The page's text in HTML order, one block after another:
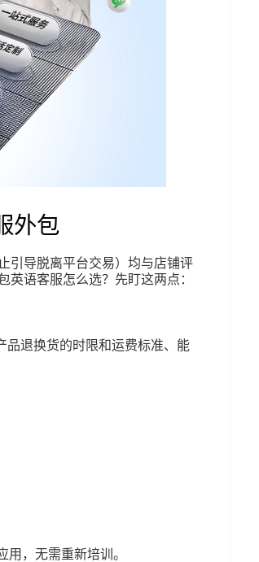
外包
引导脱离平台交易）均与店铺评
语客服怎么选？先盯这两点：
品退换货的时限和运费标准、能
，无需重新培训。